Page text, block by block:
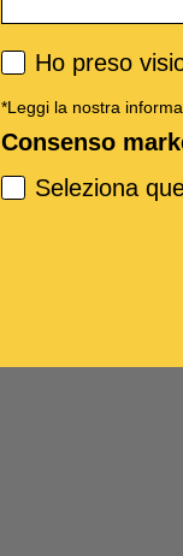
Privacy policy
Ho preso
*Leggi la nostra
Consenso
Seleziona